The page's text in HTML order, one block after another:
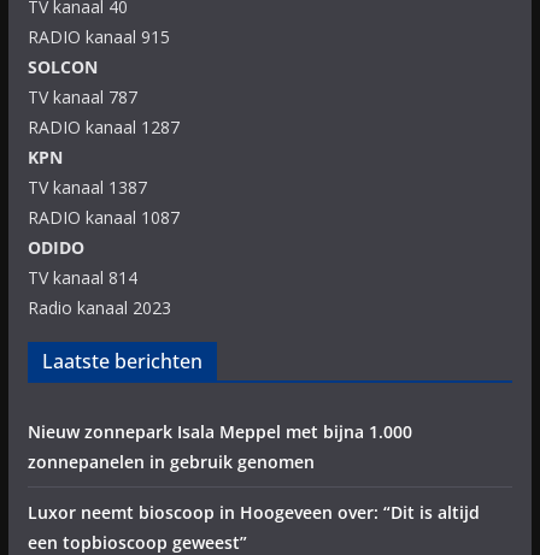
TV kanaal 40
RADIO kanaal 915
SOLCON
TV kanaal 787
RADIO kanaal 1287
KPN
TV kanaal 1387
RADIO kanaal 1087
ODIDO
TV kanaal 814
Radio kanaal 2023
Laatste berichten
Nieuw zonnepark Isala Meppel met bijna 1.000
zonnepanelen in gebruik genomen
Luxor neemt bioscoop in Hoogeveen over: “Dit is altijd
een topbioscoop geweest”